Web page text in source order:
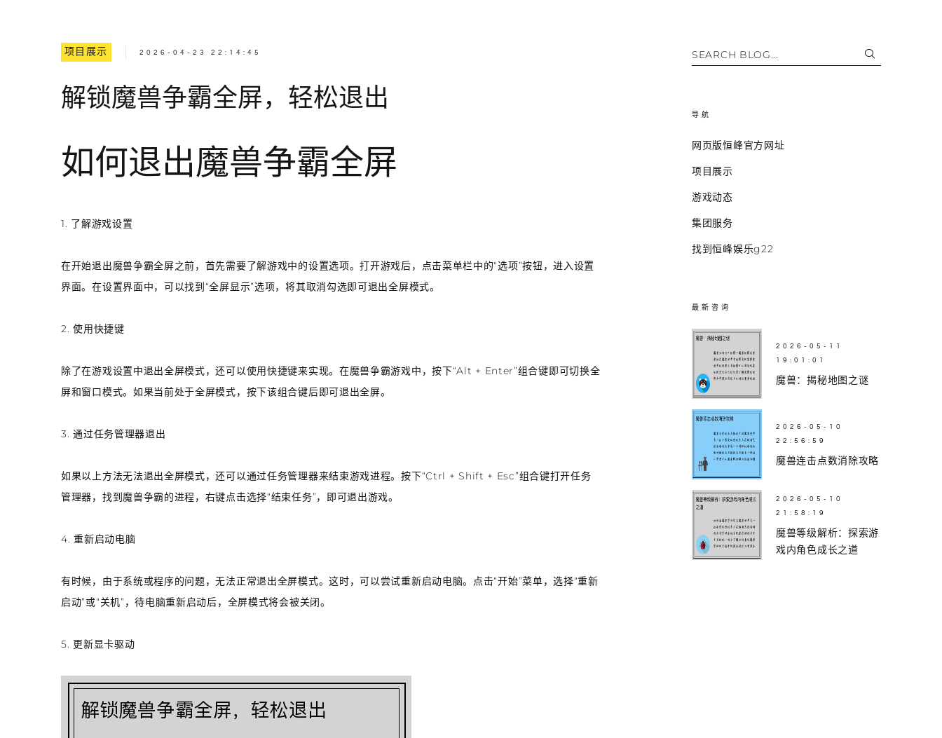
项目展示 2026-04-23 22:14:45
解锁魔兽争霸全屏，轻松退出
如何退出魔兽争霸全屏
1. 了解游戏设置
在开始退出魔兽争霸全屏之前，首先需要了解游戏中的设置选项。打开游戏后，点击菜单栏中的“选项”按钮，进入设置
界面。在设置界面中，可以找到“全屏显示”选项，将其取消勾选即可退出全屏模式。
2. 使用快捷键
除了在游戏设置中退出全屏模式，还可以使用快捷键来实现。在魔兽争霸游戏中，按下“Alt + Enter”组合键即可切换全
屏和窗口模式。如果当前处于全屏模式，按下该组合键后即可退出全屏。
3. 通过任务管理器退出
如果以上方法无法退出全屏模式，还可以通过任务管理器来结束游戏进程。按下“Ctrl + Shift + Esc”组合键打开任务
管理器，找到魔兽争霸的进程，右键点击选择“结束任务”，即可退出游戏。
4. 重新启动电脑
有时候，由于系统或程序的问题，无法正常退出全屏模式。这时，可以尝试重新启动电脑。点击“开始”菜单，选择“重新
启动”或“关机”，待电脑重新启动后，全屏模式将会被关闭。
5. 更新显卡驱动
SEARCH BLOG...
导航
网页版恒峰官方网址
项目展示
游戏动态
集团服务
找到恒峰娱乐g22
最新咨询
2026-05-11
19:01:01
魔兽：揭秘地图之谜
2026-05-10
22:56:59
魔兽连击点数消除攻略
2026-05-10
21:58:19
魔兽等级解析：探索游
戏内角色成长之道